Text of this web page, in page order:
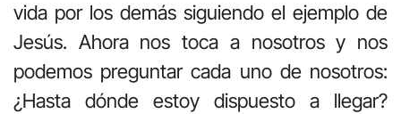
vida por los demás siguiendo el ejemplo de
Jesús. Ahora nos toca a nosotros y nos
podemos preguntar cada uno de nosotros:
¿Hasta dónde estoy dispuesto a llegar?